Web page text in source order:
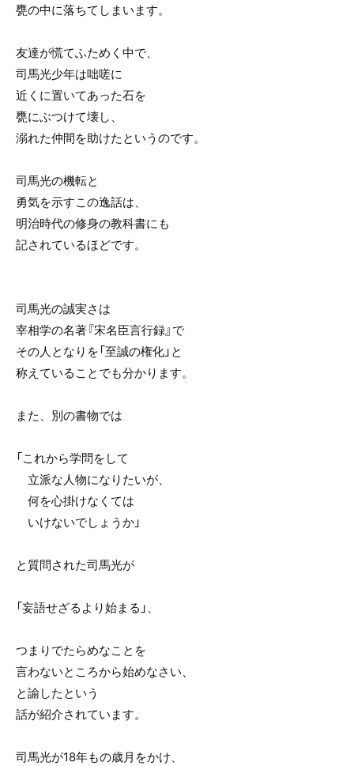
甕の中に落ちてしまいます。
友達が慌てふためく中で、
司馬光少年は咄嗟に
近くに置いてあった石を
甕にぶつけて壊し、
溺れた仲間を助けたというのです。
司馬光の機転と
勇気を示すこの逸話は、
明治時代の修身の教科書にも
記されているほどです。
司馬光の誠実さは
宰相学の名著『宋名臣言行録』で
その人となりを「至誠の権化」と
称えていることでも分かります。
また、別の書物では
「これから学問をして
立派な人物になりたいが、
何を心掛けなくては
いけないでしょうか」
と質問された司馬光が
「妄語せざるより始まる」、
つまりでたらめなことを
言わないところから始めなさい、
と諭したという
話が紹介されています。
司馬光が18年もの歳月をかけ、